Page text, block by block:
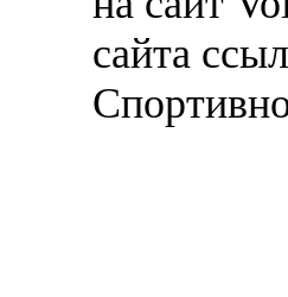
сайта